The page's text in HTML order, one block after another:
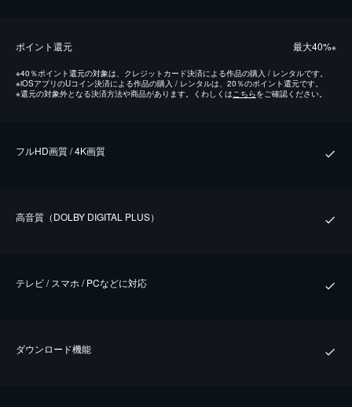
ポイント還元 最⼤40%※
※40％ポイント還元の対象は、クレジットカード決済による作品の購入 / レンタルです。
※iOSアプリのUコイン決済による作品の購入 / レンタルは、20％のポイント還元です。
※還元の対象外となる決済方法や商品があります。くわしくはこちらをご確認ください。
フルHD画質 / 4K画質
⾼⾳質（DOLBY DIGITAL PLUS）
テレビ / スマホ / PCなどに対応
ダウンロード機能